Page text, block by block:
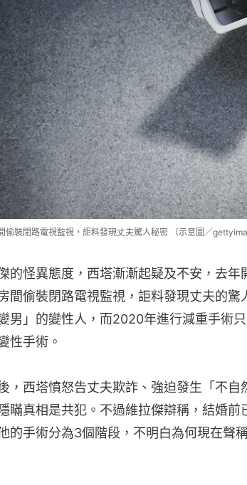
偷裝閉路電視監視，詎料發現丈夫驚人秘密 （示意圖／
的怪異態度，西塔漸漸起疑及不安，去年
間偷裝閉路電視監視，詎料發現丈夫的
男」的變性人，而2020年進行減重手術
性手術。
，西塔憤怒告丈夫欺詐、強迫發生「不自
瞞真相是共犯。不過維拉傑辯稱，結婚前
的手術分為3個階段，不明白為何現在聲